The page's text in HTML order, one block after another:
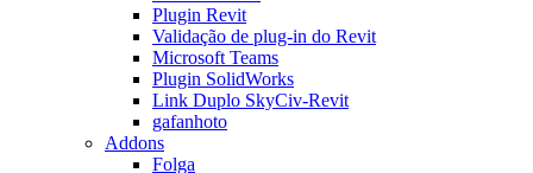
Plugin Revit
Validação de plug-in do Revit
Microsoft Teams
Plugin SolidWorks
Link Duplo SkyCiv-Revit
gafanhoto
Addons
Folga